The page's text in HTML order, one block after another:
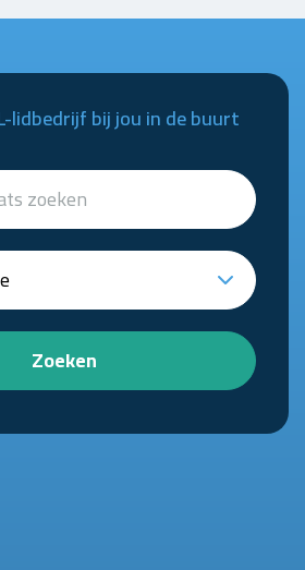
lidbedrijf bij jou in de buurt
Zoeken